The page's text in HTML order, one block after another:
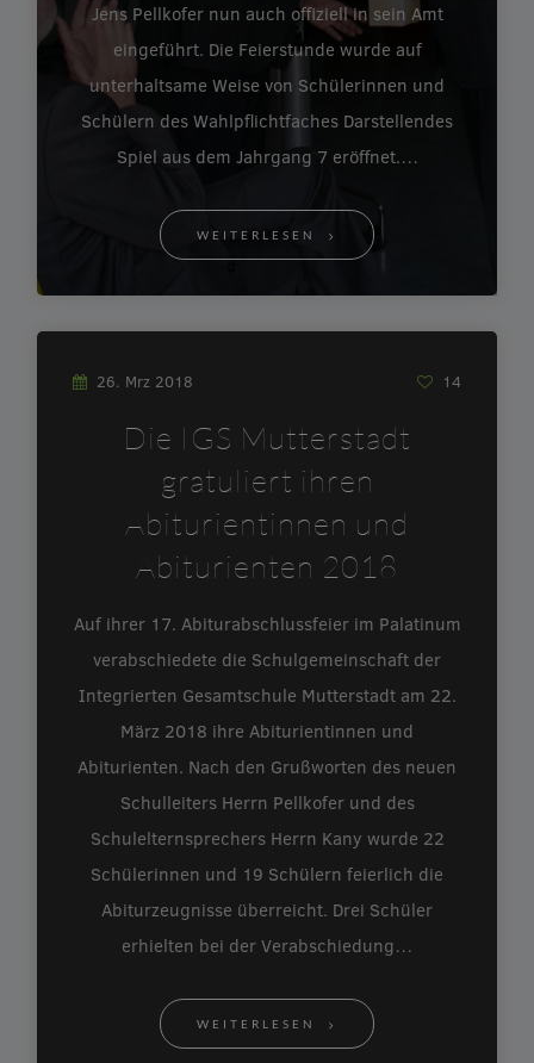
Jens Pellkofer nun auch offiziell in sein Amt
eingeführt. Die Feierstunde wurde auf
unterhaltsame Weise von Schülerinnen und
Schülern des Wahlpflichtfaches Darstellendes
Spiel aus dem Jahrgang 7 eröffnet.…
WEITERLESEN
26. Mrz 2018 14
Die IGS Mutterstadt
gratuliert ihren
Abiturientinnen und
Abiturienten 2018
Auf ihrer 17. Abiturabschlussfeier im Palatinum
verabschiedete die Schulgemeinschaft der
Integrierten Gesamtschule Mutterstadt am 22.
März 2018 ihre Abiturientinnen und
Abiturienten. Nach den Grußworten des neuen
Schulleiters Herrn Pellkofer und des
Schulelternsprechers Herrn Kany wurde 22
Schülerinnen und 19 Schülern feierlich die
Abiturzeugnisse überreicht. Drei Schüler
erhielten bei der Verabschiedung…
WEITERLESEN